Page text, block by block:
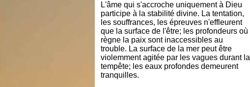
L'âme qui s'accroche uniquement à Dieu
participe à la stabilité divine. La tentation,
les souffrances, les épreuves n'effleurent
que la surface de l'être; les profondeurs où
règne la paix sont inaccessibles au
trouble. La surface de la mer peut être
violemment agitée par les vagues durant la
tempête; les eaux profondes demeurent
tranquilles.